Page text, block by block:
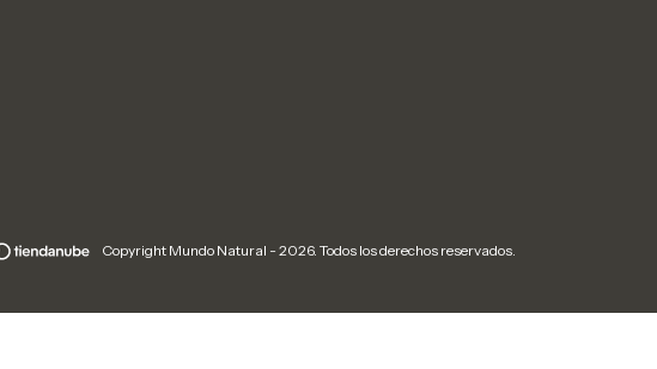
Copyright Mundo Natural - 2026. Todos los derechos reservados.